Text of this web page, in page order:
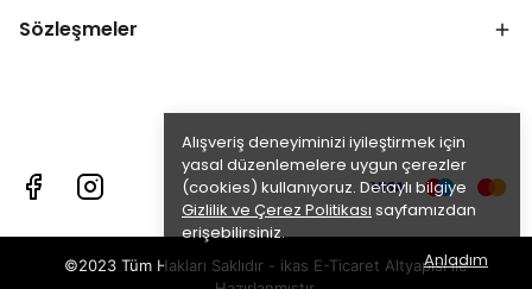
Alışveriş deneyiminizi iyileştirmek için
yasal düzenlemelere uygun çerezler
(cookies) kullanıyoruz. Detaylı bilgiye
Gizlilik ve Çerez Politikası sayfamızdan
erişebilirsiniz.
Anladım
Sözleşmeler
©2023 Tüm Hakları Saklıdır - ikas E-Ticaret Altyapısı ile